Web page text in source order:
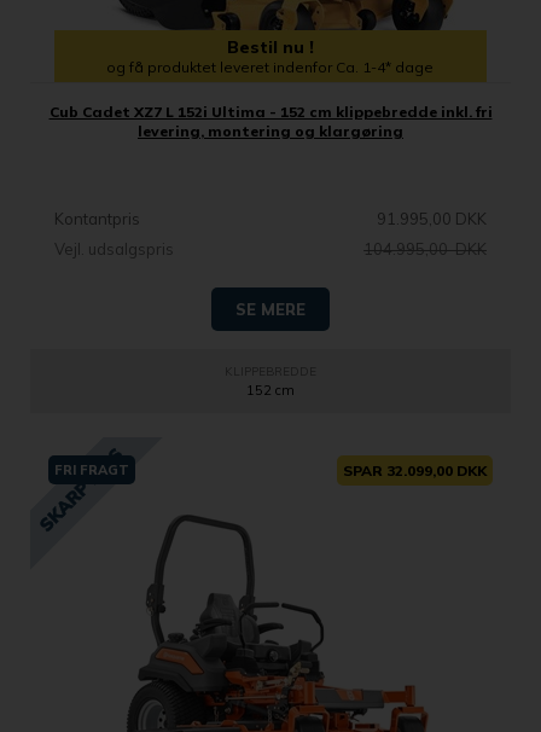
Bestil nu !
og få produktet leveret indenfor Ca. 1-4* dage
Cub Cadet XZ7 L 152i Ultima - 152 cm klippebredde inkl. fri
levering, montering og klargøring
Kontantpris
91.995,00 DKK
Vejl. udsalgspris
104.995,00 DKK
SE MERE
152 cm
FRI FRAGT SPAR 32.099,00 DKK